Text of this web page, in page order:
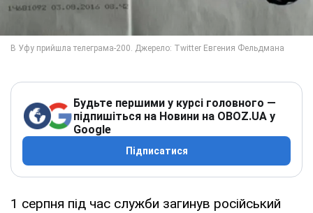
Будьте першими у курсі головного —
підпишіться на Новини на OBOZ.UA у
Google
Підписатися
1 серпня під час служби загинув російський